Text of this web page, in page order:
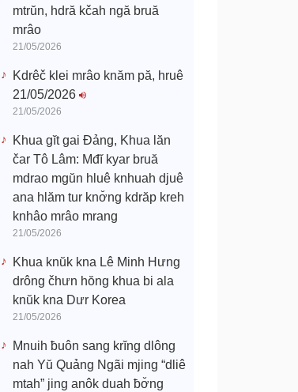
mtrŭn, hdră kčah ngă bruă
mrâo
21/05/2026
Kdrêč klei mrâo knăm pă, hruê
21/05/2026
21/05/2026
Khua gĭt gai Đảng, Khua lăn
čar Tô Lâm: Mđĭ kyar bruă
mdrao mgŭn hluê knhuah djuê
ana hlăm tur knơ̆ng kdrăp kreh
knhâo mrâo mrang
21/05/2026
Khua knŭk kna Lê Minh Hưng
drông čhưn hŏng khua bi ala
knŭk kna Dưr Korea
21/05/2026
Mnuih ƀuôn sang krĭng dlông
nah Yŭ Quảng Ngãi mjing “dliê
mtah” jing anôk duah ƀơ̆ng